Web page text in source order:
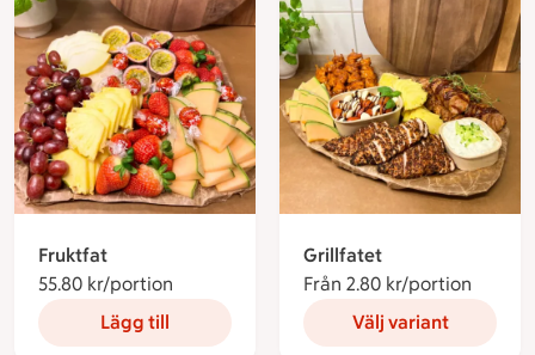
Fruktfat
55.80 kr/portion 55.80 kronor per portion
Lägg till
Grillfatet
Från 2.80 kr/portion
Välj variant